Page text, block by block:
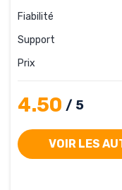
Fiabilité
Support
Prix
4.50 / 5
VOIR LES